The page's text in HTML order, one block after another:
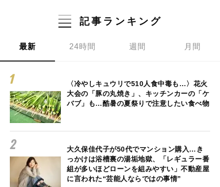
記事ランキング
最新 24時間 週間 月間
〈冷やしキュウリで510人食中毒も…〉花火
大会の「豚の丸焼き」、キッチンカーの「ケ
バブ」も…酷暑の夏祭りで注意したい食べ物
大久保佳代子が50代でマンション購入…き
っかけは浴槽裏の湯垢地獄、「レギュラー番
組が多いほどローンを組みやすい」不動産屋
に言われた“芸能人ならではの事情”